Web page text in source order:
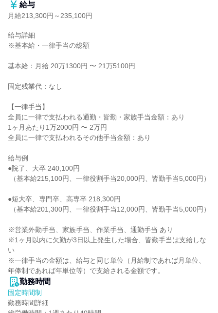
給与
月給213,300円～235,100円
給与詳細
※基本給・一律手当の総額
基本給：月給 20万1300円 〜 21万5100円
固定残業代：なし
【一律手当】
全員に一律で支払われる通勤・皆勤・家族手当金額：あり
1ヶ月あたり1万2000円 〜 2万円
全員に一律で支払われるその他手当金額：あり
給与例
●院了、大卒 240,100円
●短大卒、専門卒、高専卒 218,300円
※営業外勤手当、家族手当、作業手当、通勤手当 あり
※1ヶ月以内に欠勤が3日以上発生した場合、皆勤手当は支給しな
い
※一律手当の金額は、給与と同じ単位（月給制であれば月単位、
年俸制であれば年単位等）で支給される金額です。
勤務時間
固定時間制
勤務時間詳細